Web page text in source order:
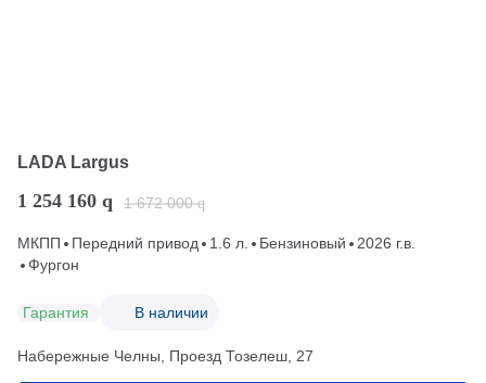
LADA Largus
1 254 160 q 1 672 000 q
МКПП Передний привод 1.6 л. Бензиновый
2026 г.в.
Фургон
Гарантия В наличии
Набережные Челны, Проезд ​Тозелеш, 27